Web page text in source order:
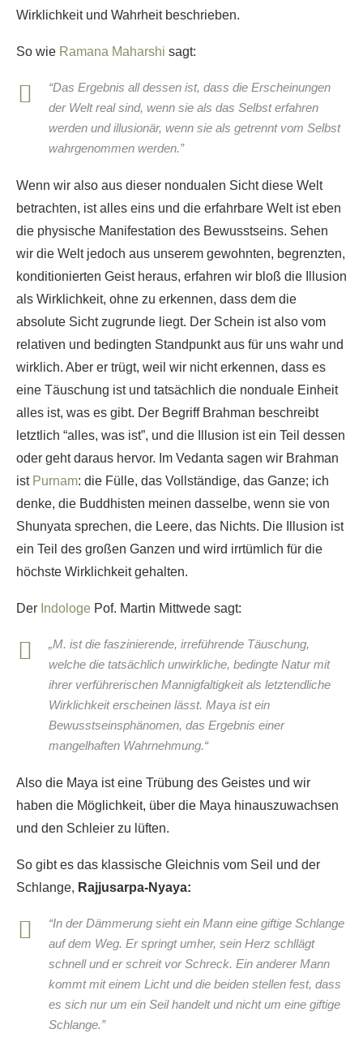
Wirklichkeit und Wahrheit beschrieben.
So wie Ramana Maharshi sagt:
“Das Ergebnis all dessen ist, dass die Erscheinungen
der Welt real sind, wenn sie als das Selbst erfahren
werden und illusionär, wenn sie als getrennt vom Selbst
wahrgenommen werden.”
Wenn wir also aus dieser nondualen Sicht diese Welt
betrachten, ist alles eins und die erfahrbare Welt ist eben
die physische Manifestation des Bewusstseins. Sehen
wir die Welt jedoch aus unserem gewohnten, begrenzten,
konditionierten Geist heraus, erfahren wir bloß die Illusion
als Wirklichkeit, ohne zu erkennen, dass dem die
absolute Sicht zugrunde liegt. Der Schein ist also vom
relativen und bedingten Standpunkt aus für uns wahr und
wirklich. Aber er trügt, weil wir nicht erkennen, dass es
eine Täuschung ist und tatsächlich die nonduale Einheit
alles ist, was es gibt. Der Begriff Brahman beschreibt
letztlich “alles, was ist”, und die Illusion ist ein Teil dessen
oder geht daraus hervor. Im Vedanta sagen wir Brahman
ist Purnam: die Fülle, das Vollständige, das Ganze; ich
denke, die Buddhisten meinen dasselbe, wenn sie von
Shunyata sprechen, die Leere, das Nichts. Die Illusion ist
ein Teil des großen Ganzen und wird irrtümlich für die
höchste Wirklichkeit gehalten.
Der Indologe Pof. Martin Mittwede sagt:
„M. ist die faszinierende, irreführende Täuschung,
welche die tatsächlich unwirkliche, bedingte Natur mit
ihrer verführerischen Mannigfaltigkeit als letztendliche
Wirklichkeit erscheinen lässt. Maya ist ein
Bewusstseinsphänomen, das Ergebnis einer
mangelhaften Wahrnehmung.“
Also die Maya ist eine Trübung des Geistes und wir
haben die Möglichkeit, über die Maya hinauszuwachsen
und den Schleier zu lüften.
So gibt es das klassische Gleichnis vom Seil und der
Schlange, Rajjusarpa-Nyaya:
“In der Dämmerung sieht ein Mann eine giftige Schlange
auf dem Weg. Er springt umher, sein Herz schllägt
schnell und er schreit vor Schreck. Ein anderer Mann
kommt mit einem Licht und die beiden stellen fest, dass
es sich nur um ein Seil handelt und nicht um eine giftige
Schlange.”